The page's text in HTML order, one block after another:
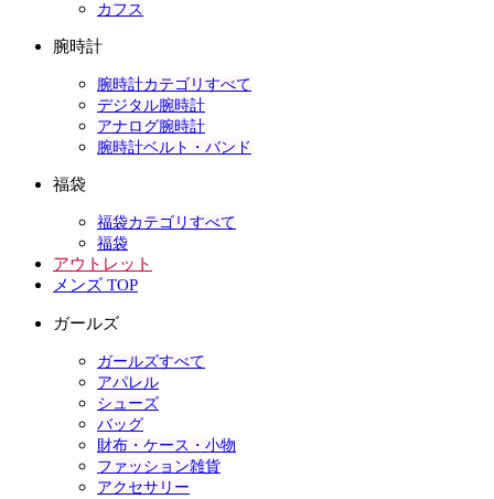
カフス
腕時計
腕時計カテゴリすべて
デジタル腕時計
アナログ腕時計
腕時計ベルト・バンド
福袋
福袋カテゴリすべて
福袋
アウトレット
メンズ TOP
ガールズ
ガールズすべて
アパレル
シューズ
バッグ
財布・ケース・小物
ファッション雑貨
アクセサリー